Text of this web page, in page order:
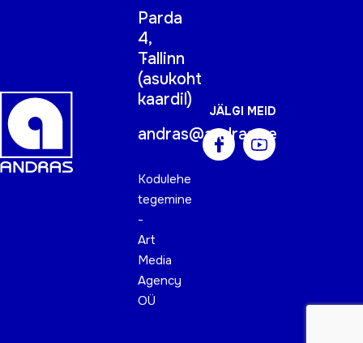
Parda
4,
Tallinn
(asukoht
kaardil)
andras@andras.ee
Kodulehe
tegemine
-
Art
Media
Agency
OÜ
JÄLGI MEID